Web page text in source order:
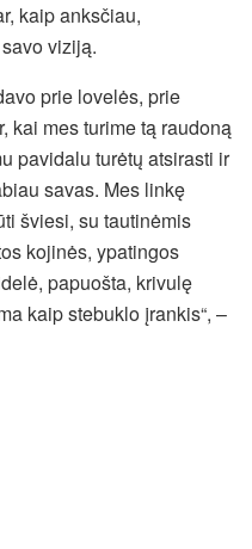
kaip anksčiau,
viziją.
prie lovelės, prie
kai mes turime tą raudoną
pavidalu turėtų atsirasti ir
savas. Mes linkę
šviesi, su tautinėmis
kojinės, ypatingos
papuošta, krivulę
kaip stebuklo įrankis“, –